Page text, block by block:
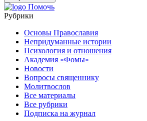
Помочь
Рубрики
Основы Православия
Непридуманные истории
Психология и отношения
Академия «Фомы»
Новости
Вопросы священнику
Молитвослов
Все материалы
Все рубрики
Подписка на журнал